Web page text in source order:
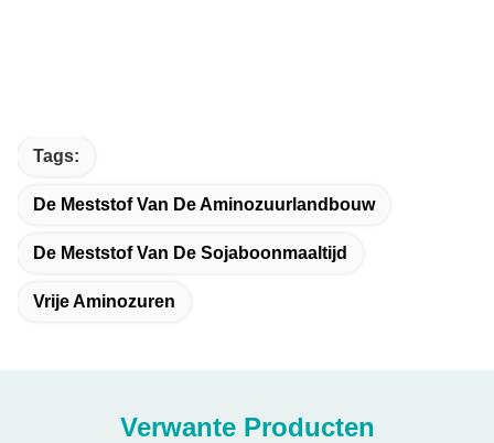
Tags:
De Meststof Van De Aminozuurlandbouw
De Meststof Van De Sojaboonmaaltijd
Vrije Aminozuren
Verwante Producten